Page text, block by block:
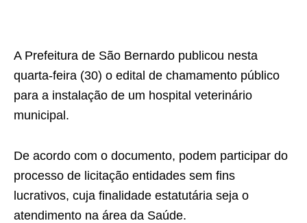
A Prefeitura de São Bernardo publicou nesta
quarta-feira (30) o edital de chamamento público
para a instalação de um hospital veterinário
municipal.
De acordo com o documento, podem participar do
processo de licitação entidades sem fins
lucrativos, cuja finalidade estatutária seja o
atendimento na área da Saúde.